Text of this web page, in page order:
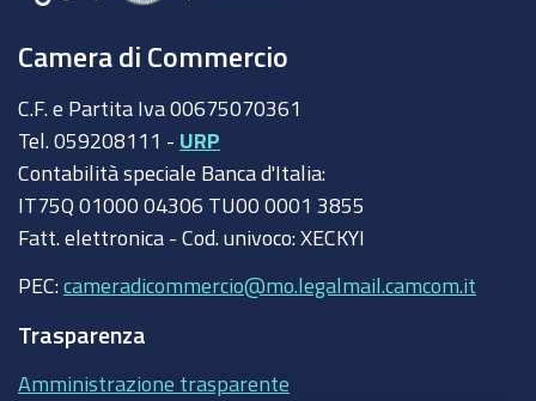
Camera di Commercio
C.F. e Partita Iva 00675070361
Tel. 059208111 - URP
Contabilità speciale Banca d'Italia:
IT75Q 01000 04306 TU00 0001 3855
Fatt. elettronica - Cod. univoco: XECKYI
PEC: cameradicommercio@mo.legalmail.camcom.it
Trasparenza
Amministrazione trasparente